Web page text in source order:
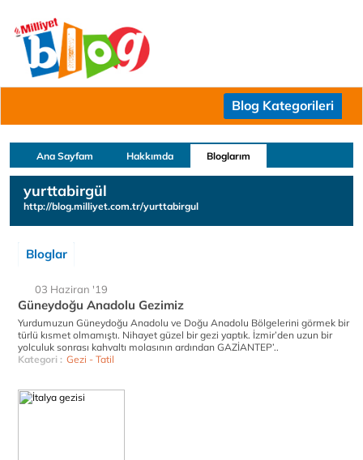
Blog Kategorileri
Ana Sayfam Hakkımda Bloglarım
yurttabirgül
http://blog.milliyet.com.tr/yurttabirgul
Bloglar
03 Haziran '19
Güneydoğu Anadolu Gezimiz
Yurdumuzun Güneydoğu Anadolu ve Doğu Anadolu Bölgelerini görmek bir
türlü kısmet olmamıştı. Nihayet güzel bir gezi yaptık. İzmir’den uzun bir
yolculuk sonrası kahvaltı molasının ardından GAZİANTEP’..
Kategori : Gezi - Tatil